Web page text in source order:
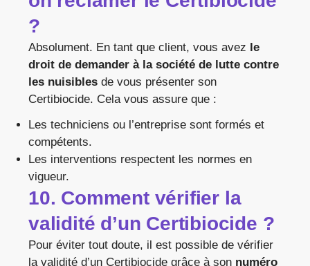
?
Absolument. En tant que client, vous avez le
droit de demander à la société de lutte contre
les nuisibles de vous présenter son
Certibiocide. Cela vous assure que :
Les techniciens ou l’entreprise sont formés et
compétents.
Les interventions respectent les normes en
vigueur.
10. Comment vérifier la
validité d’un Certibiocide ?
Pour éviter tout doute, il est possible de vérifier
la validité d’un Certibiocide grâce à son numéro